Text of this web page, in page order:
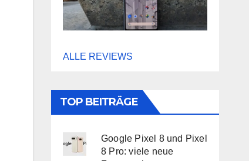
ALLE REVIEWS
TOP BEITRÄGE
Google Pixel 8 und Pixel
8 Pro: viele neue